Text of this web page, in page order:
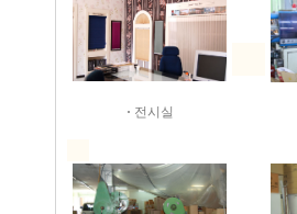
· 전시실